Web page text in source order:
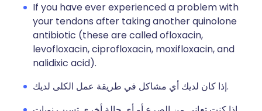
If you have ever experienced a problem with
your tendons after taking another quinolone
antibiotic (these are called ofloxacin,
levofloxacin, ciprofloxacin, moxifloxacin, and
nalidixic acid).
إذا كان لديك أي مشاكل في طريقة عمل الكلى لديك.